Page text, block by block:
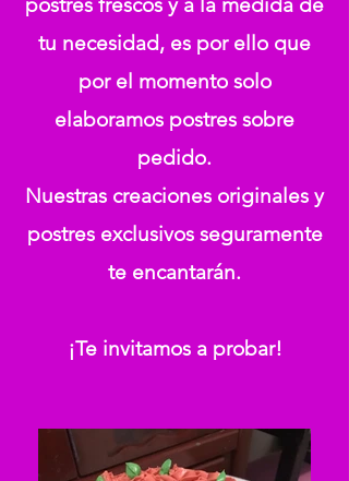
tu necesidad, es por ello que
por el momento solo
elaboramos postres sobre
pedido.
Nuestras creaciones originales y
postres exclusivos seguramente
te encantarán.
¡Te invitamos a probar!